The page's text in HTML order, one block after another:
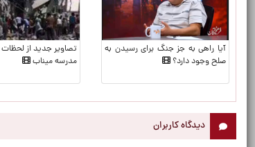
آیا راهی به جز جنگ برای رسیدن به
صلح وجود دارد؟
تصاویر جدید از لحظات
مدرسه میناب
دیدگاه کاربران